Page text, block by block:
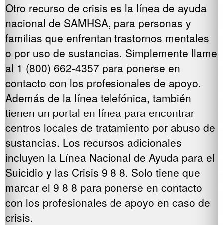
Otro recurso de crisis es la línea de ayuda
nacional de SAMHSA, para personas y
familias que enfrentan trastornos mentales
o por uso de sustancias. Simplemente llame
al 1 (800) 662-4357 para ponerse en
contacto con los profesionales de apoyo.
Además de la línea telefónica, también
tienen un portal en línea para encontrar
centros locales de tratamiento por abuso de
sustancias. Los recursos adicionales
incluyen la Línea Nacional de Ayuda para el
Suicidio y las Crisis 9 8 8. Solo tiene que
marcar el 9 8 8 para ponerse en contacto
con los profesionales de apoyo en caso de
crisis.